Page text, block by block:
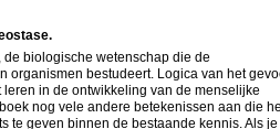
biologische wetenschap die de
organismen bestudeert. Logica van het
in de ontwikkeling van de menselijke
nog vele andere betekenissen aan die
te geven binnen de bestaande kennis. Als je